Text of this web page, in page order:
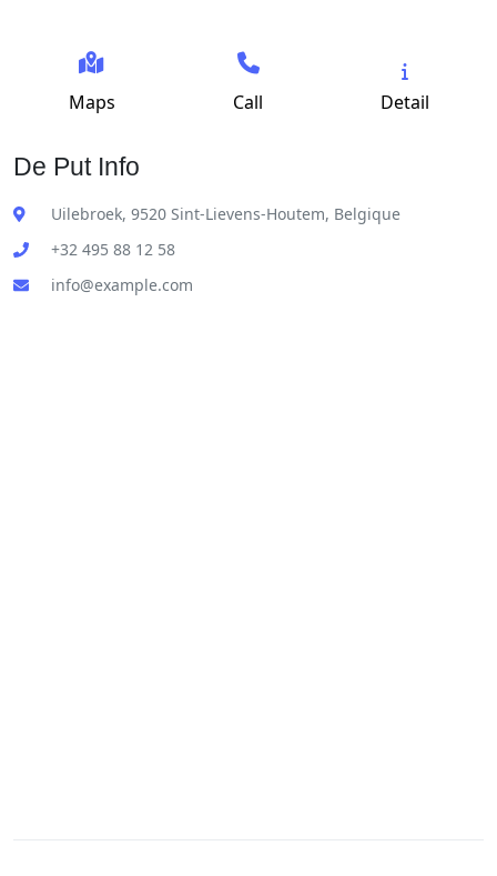
Maps Call Detail
De Put Info
Uilebroek, 9520 Sint-Lievens-Houtem, Belgique
+32 495 88 12 58
info@example.com